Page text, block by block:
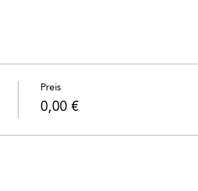
Preis
0,00 €